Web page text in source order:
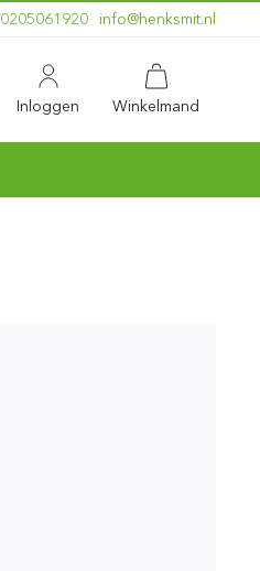
0205061920 ln.timskneh@ofni
Inloggen Winkelmand